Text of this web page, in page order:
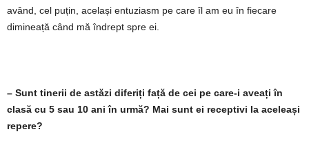
având, cel puțin, același entuziasm pe care îl am eu în fiecare
dimineață când mă îndrept spre ei.
– Sunt tinerii de astăzi diferiți față de cei pe care-i aveați în
clasă cu 5 sau 10 ani în urmă? Mai sunt ei receptivi la aceleași
repere?